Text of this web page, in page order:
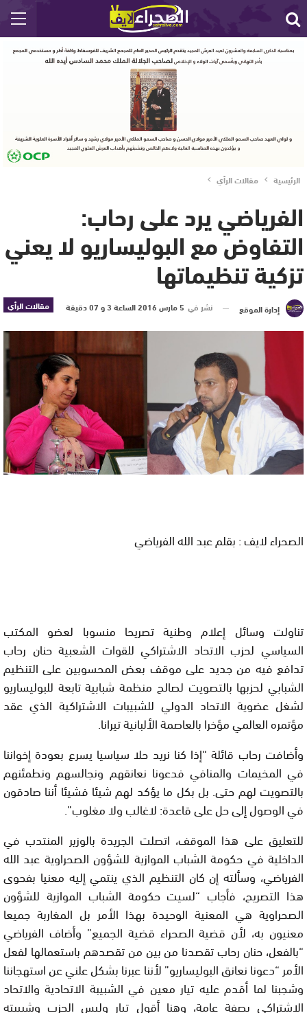
الرئيسية مقالات الرأي
الفرياضي يرد على رحاب:
التفاوض مع البوليساريو لا يعني
تزكية تنظيماتها
مقالات الرأي إدارة الموقع نشر في 5 مارس 2016 الساعة 3 و 07 دقيقة
الصحراء لايف : بقلم عبد الله الفرياضي
تناولت وسائل إعلام وطنية تصريحا منسوبا لعضو المكتب
السياسي لحزب الاتحاد الاشتراكي للقوات الشعبية حنان رحاب
تدافع فيه من جديد على موقف بعض المحسوبين على التنظيم
الشبابي لحزبها بالتصويت لصالح منظمة شبابية تابعة للبوليساريو
لشغل عضوية الاتحاد الدولي للشبيبات الاشتراكية الذي عقد
مؤتمره العالمي مؤخرا بالعاصمة الألبانية تيرانا.
وأضافت رحاب قائلة “إذا كنا نريد حلا سياسيا يسرع بعودة إخواننا
في المخيمات والمنافي فدعونا نعانقهم ونجالسهم ونطمئنهم
بالتصويت لهم حتى. بل بكل ما يؤكد لهم شيئا فشيئا أننا صادقون
في الوصول إلى حل على قاعدة: لاغالب ولا مغلوب”.
للتعليق على هذا الموقف، اتصلت الجريدةبالوزير المنتدب في
الداخلية في حكومة الشباب الموازية للشؤون الصحراوية عبد الله
الفرياضي، وسألته إن كان التنظيم الذي ينتمي إليه معنيا بفحوى
هذا التصريح، فأجاب “لسيت حكومة الشباب الموازية للشؤون
الصحراوية هي المعنية الوحيدة بهذا الأمر بل المغاربة جميعا
معنيون به، لأن قضية الصحراء قضية الجميع” وأضاف الفرياضي
“بالفعل، حنان رحاب تقصدنا من بين من تقصدهم باستعمالها لفعل
الأمر “دعونا نعانق البوليساريو” لأننا عبرنا بشكل علني عن استهجاننا
وشجبنا لما أقدم عليه تيار معين في الشبيبة الاتحادية والاتحاد
الاشتراكي بصفة عامة، وهنا أقول تيار وليس الحزب وشبيبته